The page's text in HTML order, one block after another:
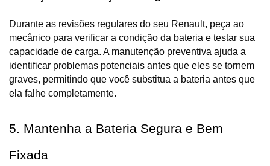
Durante as revisões regulares do seu Renault, peça ao
mecânico para verificar a condição da bateria e testar sua
capacidade de carga. A manutenção preventiva ajuda a
identificar problemas potenciais antes que eles se tornem
graves, permitindo que você substitua a bateria antes que
ela falhe completamente.
5. Mantenha a Bateria Segura e Bem
Fixada